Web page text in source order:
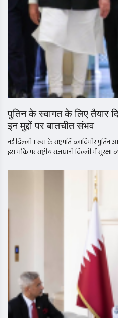
पुतिन के स्वागत के लिए तैयार
इन मुद्दों पर बातचीत संभव
नई दिल्ली । रूस के राष्ट्रपति व्लादिमीर
इस मौके पर राष्ट्रीय राजधानी दिल्ली में